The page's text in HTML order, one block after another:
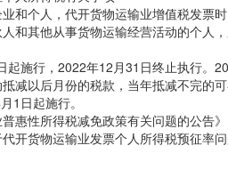
和个人，代开货物运输业增值税发票
和其他从事货物运输经营活动的个人
施行，2022年12月31日终止执行。
减以后月份的税款，当年抵减不完的
1日起施行。
惠性所得税减免政策有关问题的公告
开货物运输业发票个人所得税预征率